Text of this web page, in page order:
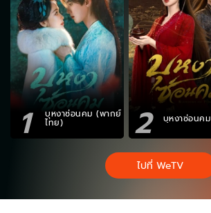
1 บุหงาซ่อนคม (พากย์
ไทย) 2 บุหงาซ่อนคม
ไปที่ WeTV